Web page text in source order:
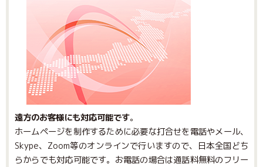
遠方のお客様にも対応可能です。
ホームページを制作するために必要な打合せを電話やメール、
Skype、Zoom等のオンラインで行いますので、日本全国どち
らからでも対応可能です。お電話の場合は通話料無料のフリー